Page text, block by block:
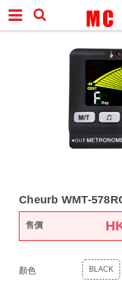
Cheurb WMT-
售價
顏色 BLACK